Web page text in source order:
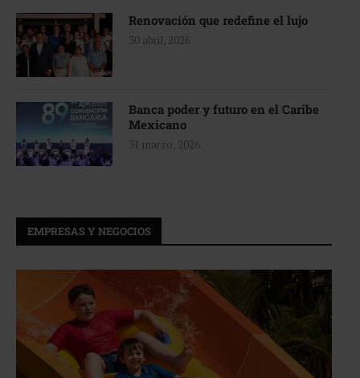
Renovación que redefine el lujo
30 abril, 2026
Banca poder y futuro en el Caribe
Mexicano
31 marzo, 2026
EMPRESAS Y NEGOCIOS